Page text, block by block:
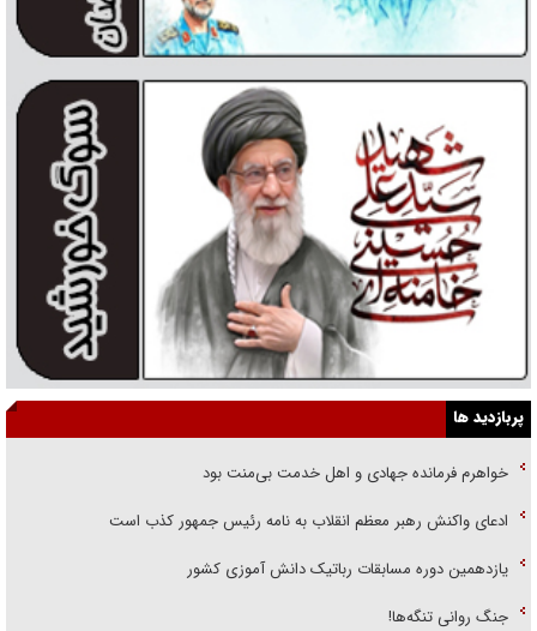
پربازدید ها
خواهرم فرمانده جهادی و اهل خدمت بی‌منت بود
ادعای واکنش رهبر معظم انقلاب به نامه رئیس جمهور کذب است
یازدهمین دوره مسابقات رباتیک دانش آموزی کشور
جنگ روانی تنگه‌ها!